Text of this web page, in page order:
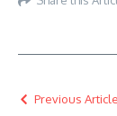
Previous Article